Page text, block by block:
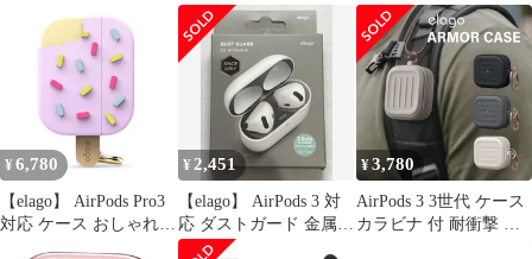
ザイン カラビナ 付 シ
リコン カバー AirTag
収納 可 紛失防止 シリ
コンケース 耐衝撃 落下
防止 ケースカバー [
Apple AirPodsP [ブラッ
ク] [AirPods Pro]
カラビナ 付き 耐衝撃
シリコン カバー バイカ
ラー ケースカバー 衝撃
吸収 傷防止 落下防止
保護 アクセサリー [
Apple AirPodsPro
MWP22J/A エアーポッ
ズPro 1
ン カバー 衝撃 吸収 ケ
ースカバー 落下防止 ア
クセサリ AirPodsPro
MWP22J/A エアーポッ
ズプロ elago DUO
HANG
¥ 6,780
【elago】 AirPods Pro3
対応 ケース おしゃれ
¥ 2,451
【elago】 AirPods 3 対
応 ダストガード 金属粉
侵入防止 防塵 埃 防止
¥3,780
AirPods 3 3世代 ケース
カラビナ 付 耐衝撃 シ